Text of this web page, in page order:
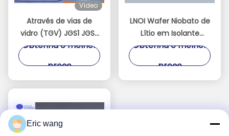
Vídeo
Através de vias de
vidro (TGV) JGS1 JGS2
Safir BF33 Quartz
Espessura pode ser
Obtenha o melhor
preço
LNOI Wafer Niobato de
Lítio em Isolante
2/3/4/6/8 Polegadas
Obtenha o melhor
preço
Eric wang